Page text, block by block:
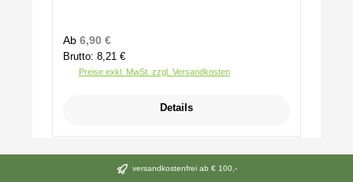
Regulärer Preis:
Ab 6,90 €
Brutto: 8,21 €
Preise exkl. MwSt. zzgl. Versandkosten
Details
versandkostenfrei ab € 100,-